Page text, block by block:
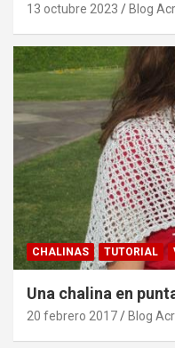
13 octubre 2023 Blog
CHALINAS TUTORIAL
Una chalina en
20 febrero 2017 Blog